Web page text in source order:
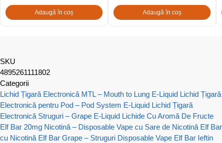
Adaugă în coș Adaugă în coș
SKU
4895261111802
Categorii
Lichid Țigară Electronică MTL – Mouth to Lung E-Liquid Lichid Țigară
Electronică pentru Pod – Pod System E-Liquid Lichid Țigară
Electronică Struguri – Grape E-Liquid Lichide Cu Aromă De Fructe
Elf Bar 20mg Nicotină – Disposable Vape cu Sare de Nicotină Elf Bar
cu Nicotină Elf Bar Grape – Struguri Disposable Vape Elf Bar Ieftin